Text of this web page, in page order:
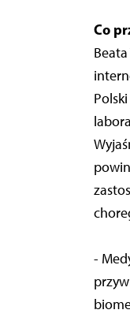
Co
-